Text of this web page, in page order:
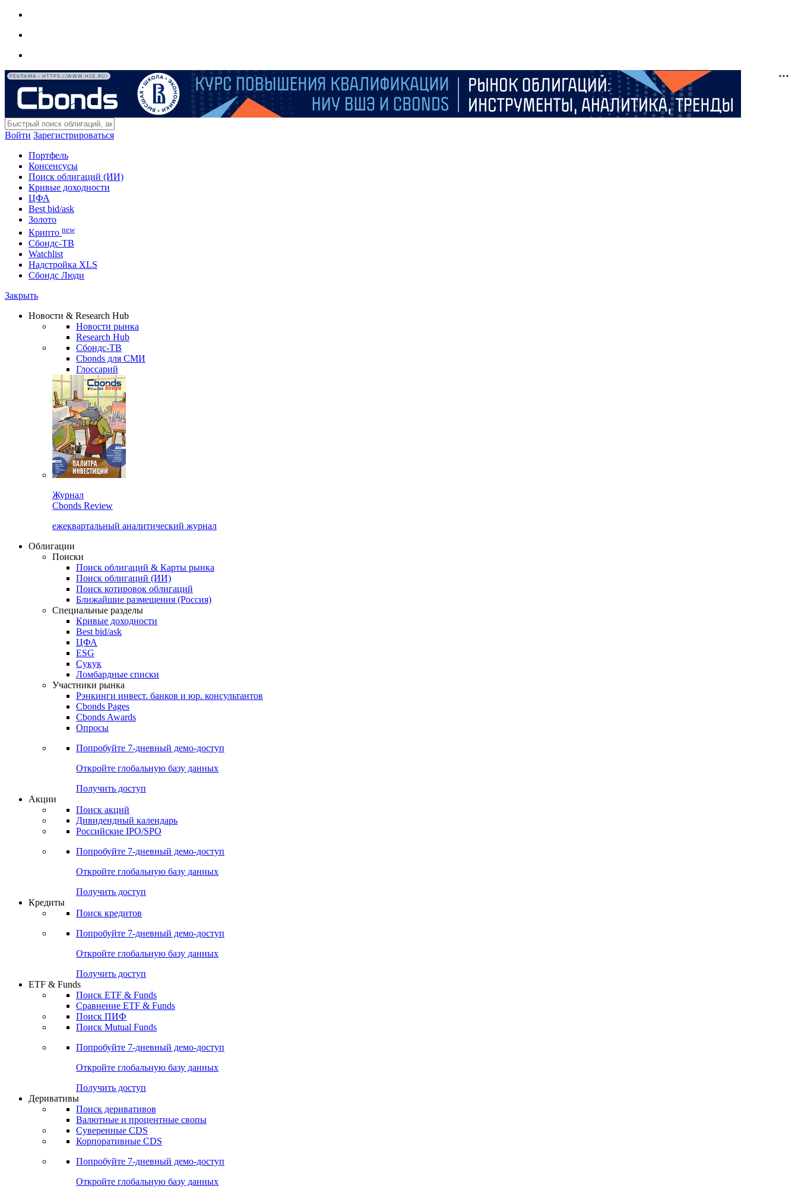
РЕКЛАМА • HTTPS://WWW.HSE.RU/
Войти Зарегистрироваться
Портфель
Консенсусы
Поиск облигаций (ИИ)
Кривые доходности
ЦФА
Best bid/ask
Золото
Крипто new
Сбондс-ТВ
Watchlist
Надстройка XLS
Сбондс Люди
Закрыть
Новости & Research Hub
Новости рынка
Research Hub
Сбондс-ТВ
Cbonds для СМИ
Глоссарий
Журнал
Cbonds Review
ежеквартальный аналитический журнал
Облигации
Поиски
Поиск облигаций & Карты рынка
Поиск облигаций (ИИ)
Поиск котировок облигаций
Ближайшие размещения (Россия)
Специальные разделы
Кривые доходности
Best bid/ask
ЦФА
ESG
Сукук
Ломбардные списки
Участники рынка
Рэнкинги инвест. банков и юр. консультантов
Cbonds Pages
Cbonds Awards
Опросы
Попробуйте 7-дневный демо-доступ
Откройте глобальную базу данных
Получить доступ
Акции
Поиск акций
Дивидендный календарь
Российские IPO/SPO
Попробуйте 7-дневный демо-доступ
Откройте глобальную базу данных
Получить доступ
Кредиты
Поиск кредитов
Попробуйте 7-дневный демо-доступ
Откройте глобальную базу данных
Получить доступ
ETF & Funds
Поиск ETF & Funds
Сравнение ETF & Funds
Поиск ПИФ
Поиск Mutual Funds
Попробуйте 7-дневный демо-доступ
Откройте глобальную базу данных
Получить доступ
Деривативы
Поиск деривативов
Валютные и процентные свопы
Суверенные CDS
Корпоративные CDS
Попробуйте 7-дневный демо-доступ
Откройте глобальную базу данных